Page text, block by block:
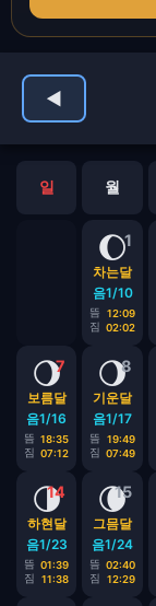
◀
일 월
1
🌔
차는달
음1/10
뜸
12:09
짐 02:02
7
🌖
보름달
음1/16
뜸 18:35
짐 07:12
8
🌖
기운달
음1/17
뜸
19:49
짐 07:49
14
🌗
하현달
음1/23
뜸 01:39
짐
11:38
15
🌘
그믐달
음1/24
뜸 02:40
짐
12:29